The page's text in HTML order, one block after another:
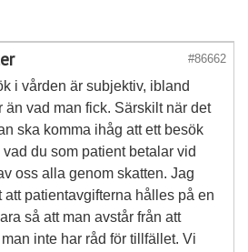
#86662
i vården är subjektiv, ibland
än vad man fick. Särskilt när det
ska komma ihåg att ett besök
du som patient betalar vid
oss alla genom skatten. Jag
att patientavgifterna hålles på en
så att man avstår från att
inte har råd för tillfället. Vi